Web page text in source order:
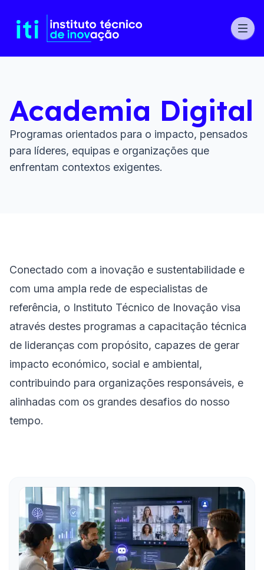
Academia Digital
Programas orientados para o impacto, pensados
para líderes, equipas e organizações que
enfrentam contextos exigentes.
Conectado com a inovação e sustentabilidade e
com uma ampla rede de especialistas de
referência, o Instituto Técnico de Inovação visa
através destes programas a capacitação técnica
de lideranças com propósito, capazes de gerar
impacto económico, social e ambiental,
contribuindo para organizações responsáveis, e
alinhadas com os grandes desafios do nosso
tempo.